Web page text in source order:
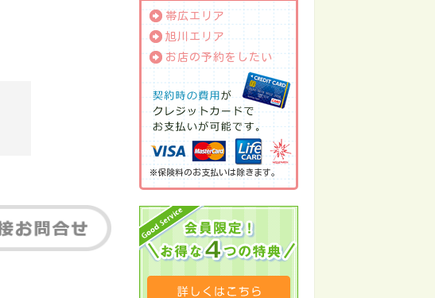
帯広エリア
旭川エリア
お店の予約をしたい
※保険料のお支払いは除きます。